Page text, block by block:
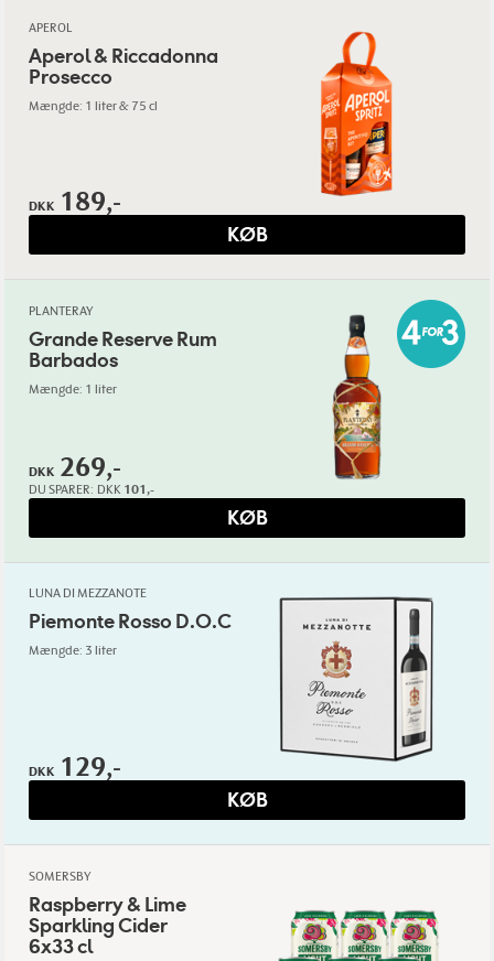
APEROL
Aperol & Riccadonna
Prosecco
Mængde: 1 liter & 75 cl
DKK 189,-
KØB
PLANTERAY
Grande Reserve Rum
Barbados
Mængde: 1 liter
DKK 269,-
DU SPARER: DKK 101,-
KØB
LUNA DI MEZZANOTE
Piemonte Rosso D.O.C
Mængde: 3 liter
DKK 129,-
KØB
SOMERSBY
Raspberry & Lime
Sparkling Cider
6x33 cl